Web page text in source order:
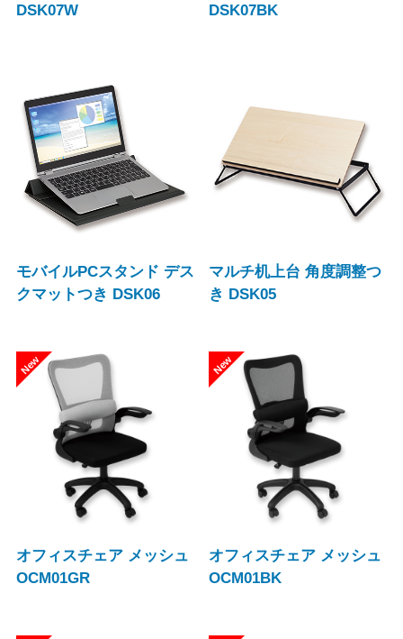
DSK07W
DSK07BK
モバイルPCスタンド デス
クマットつき DSK06
マルチ机上台 角度調整つ
き DSK05
オフィスチェア メッシュ
OCM01GR
オフィスチェア メッシュ
OCM01BK